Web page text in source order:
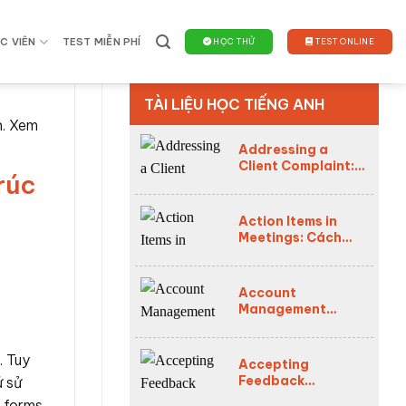
VIÊN TEST MIỄN PHÍ HỌC THỬ TEST ONLINE
Xem
Tuy
sử
TÀI LIỆU HỌC TIẾNG ANH
Addressing a
Client Complaint:
khách hàng bằng
tiếng Anh chuyên
nghiệp (2026)
Action Items in
Meetings: Cách
ràng bằng tiếng
Anh (2026)
Account
Management
Quản Lý Khách
Hàng Chuyên
Nghiệp (2026)
Accepting
Feedback